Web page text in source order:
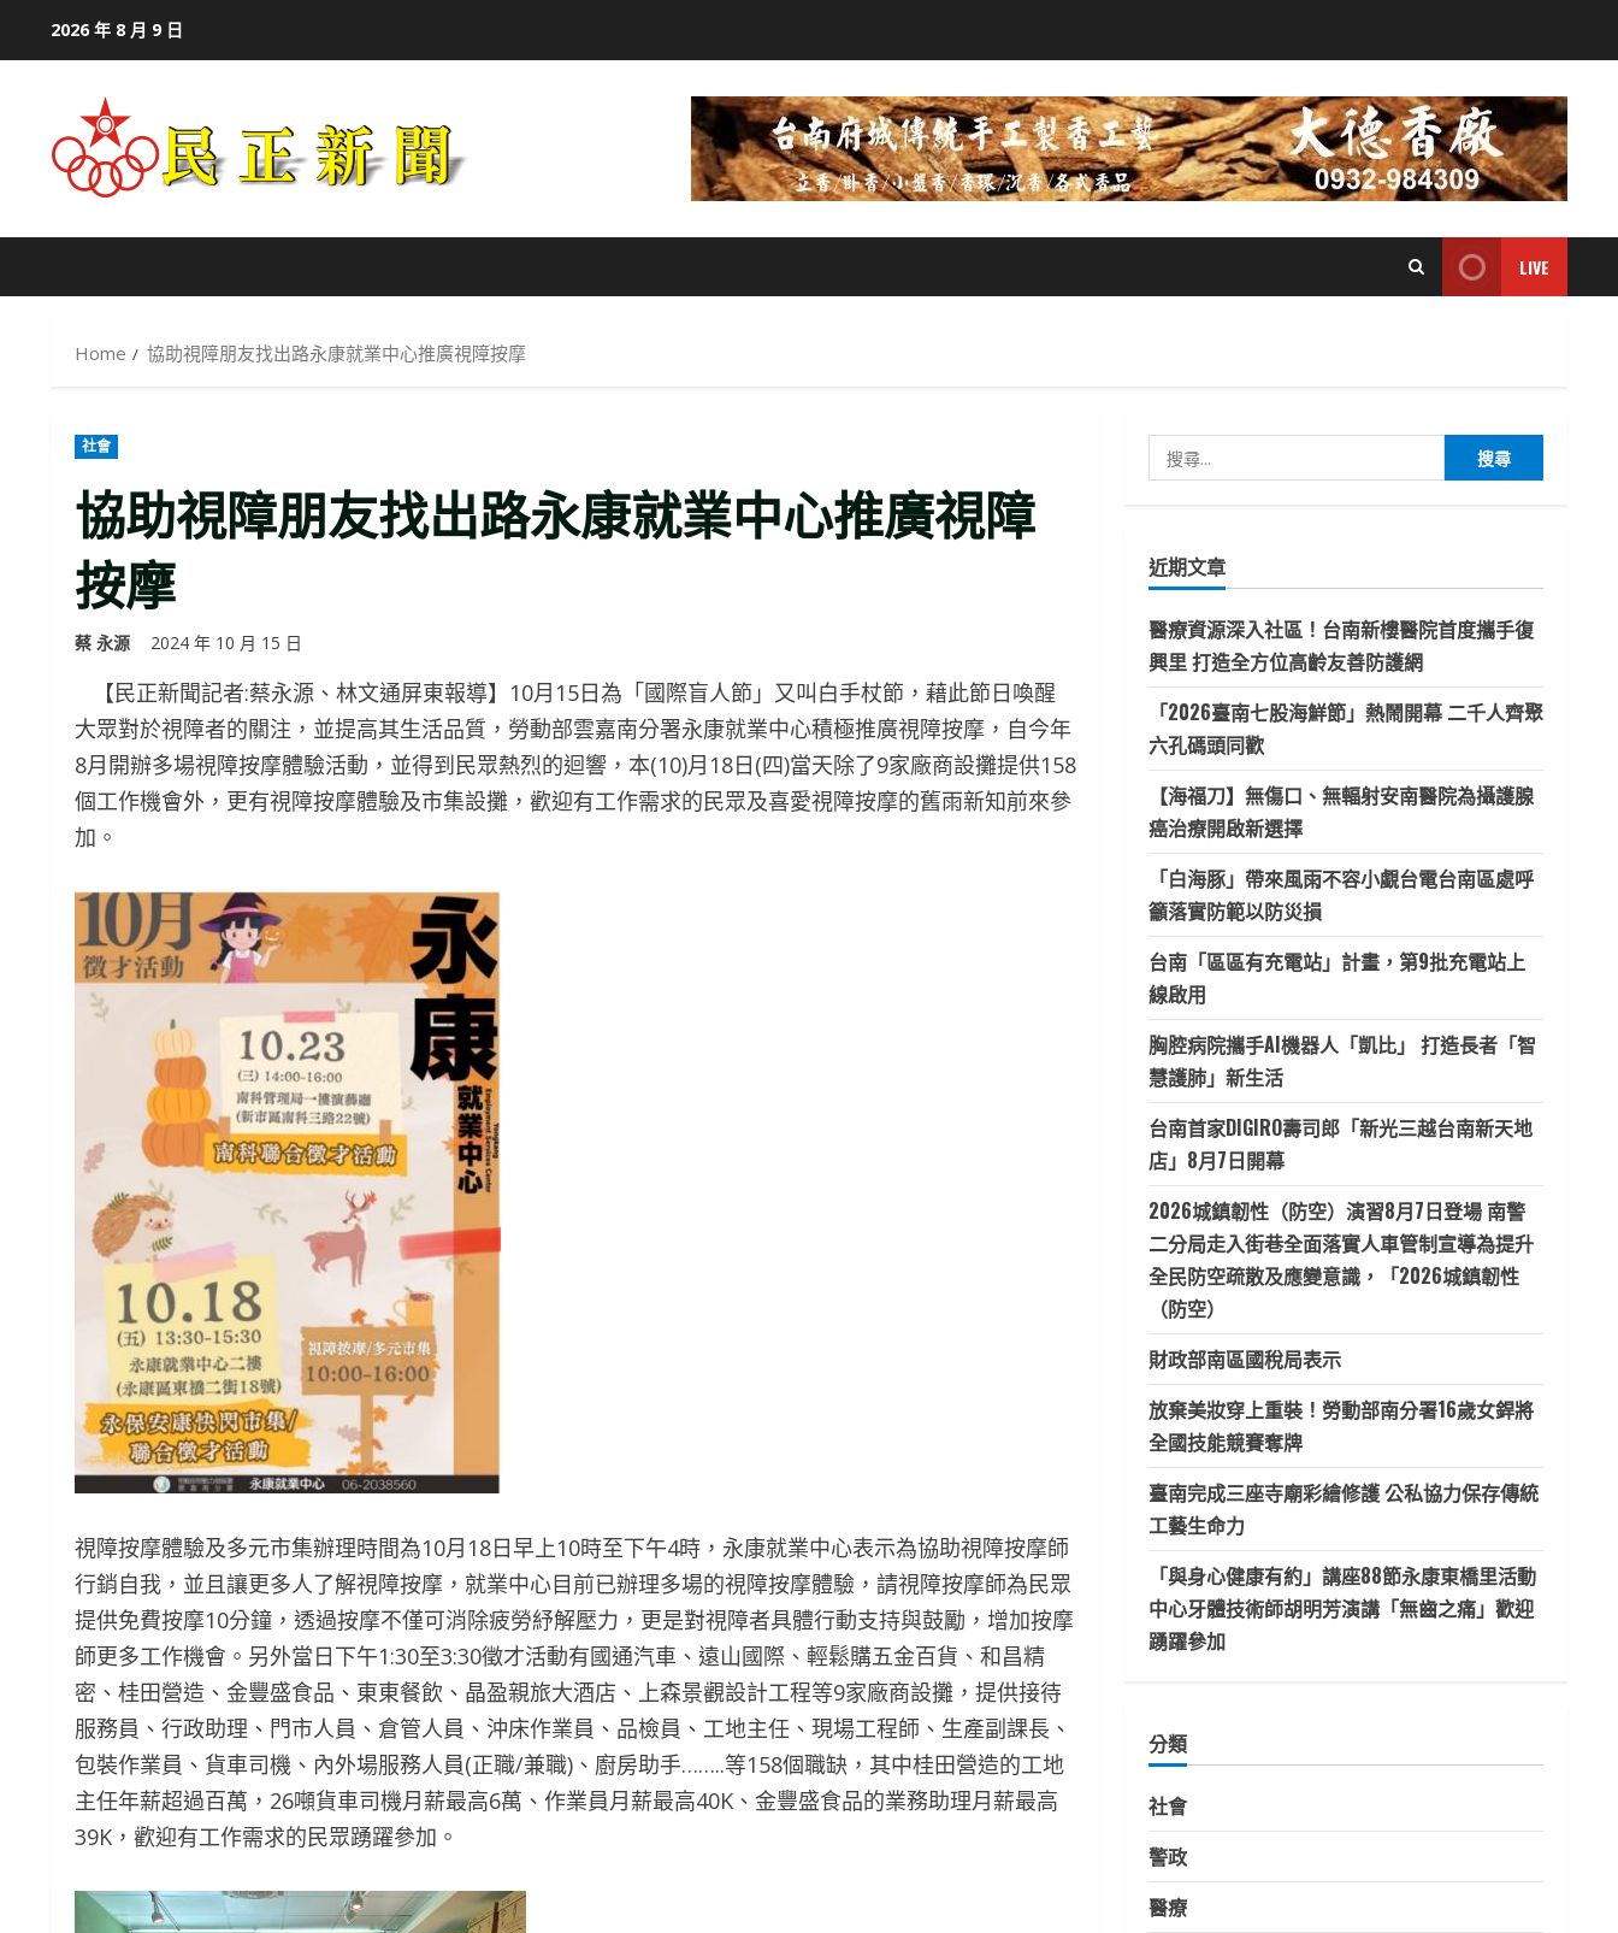
2026 年 8 月 9 日
LIVE
Home 協助視障朋友找出路永康就業中心推廣視障按摩
社會
協助視障朋友找出路永康就業中心推廣視障
按摩
蔡 永源 2024 年 10 月 15 日
【民正新聞記者:蔡永源、林文通屏東報導】10月15日為「國際盲人節」又叫白手杖節，藉此節日喚醒
大眾對於視障者的關注，並提高其生活品質，勞動部雲嘉南分署永康就業中心積極推廣視障按摩，自今年
8月開辦多場視障按摩體驗活動，並得到民眾熱烈的迴響，本(10)月18日(四)當天除了9家廠商設攤提供158
個工作機會外，更有視障按摩體驗及市集設攤，歡迎有工作需求的民眾及喜愛視障按摩的舊雨新知前來參
加。
視障按摩體驗及多元市集辦理時間為10月18日早上10時至下午4時，永康就業中心表示為協助視障按摩師
行銷自我，並且讓更多人了解視障按摩，就業中心目前已辦理多場的視障按摩體驗，請視障按摩師為民眾
提供免費按摩10分鐘，透過按摩不僅可消除疲勞紓解壓力，更是對視障者具體行動支持與鼓勵，增加按摩
師更多工作機會。另外當日下午1:30至3:30徵才活動有國通汽車、遠山國際、輕鬆購五金百貨、和昌精
密、桂田營造、金豐盛食品、東東餐飲、晶盈親旅大酒店、上森景觀設計工程等9家廠商設攤，提供接待
服務員、行政助理、門市人員、倉管人員、沖床作業員、品檢員、工地主任、現場工程師、生產副課長、
包裝作業員、貨車司機、內外場服務人員(正職/兼職)、廚房助手……..等158個職缺，其中桂田營造的工地
主任年薪超過百萬，26噸貨車司機月薪最高6萬、作業員月薪最高40K、金豐盛食品的業務助理月薪最高
39K，歡迎有工作需求的民眾踴躍參加。
尋
字:
近期文章
醫療資源深入社區！台南新樓醫院首度攜手復
興里 打造全方位高齡友善防護網
「2026臺南七股海鮮節」熱鬧開幕 二千人齊聚
六孔碼頭同歡
【海福刀】無傷口、無輻射安南醫院為攝護腺
癌治療開啟新選擇
「白海豚」帶來風雨不容小覷台電台南區處呼
籲落實防範以防災損
台南「區區有充電站」計畫，第9批充電站上
線啟用
胸腔病院攜手AI機器人「凱比」 打造長者「智
慧護肺」新生活
台南首家DIGIRO壽司郎「新光三越台南新天地
店」8月7日開幕
2026城鎮韌性（防空）演習8月7日登場 南警
二分局走入街巷全面落實人車管制宣導為提升
全民防空疏散及應變意識，「2026城鎮韌性
（防空）
財政部南區國稅局表示
放棄美妝穿上重裝！勞動部南分署16歲女銲將
全國技能競賽奪牌
臺南完成三座寺廟彩繪修護 公私協力保存傳統
工藝生命力
「與身心健康有約」講座88節永康東橋里活動
中心牙體技術師胡明芳演講「無齒之痛」歡迎
踴躍參加
分類
社會
警政
醫療